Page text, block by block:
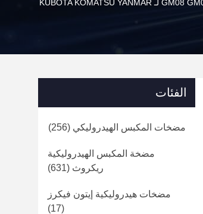
الفئات
مضخات المكبس الهيدروليكي (256)
مضخة المكبس الهيدروليكية
ريكروث (631)
مضخات هيدروليكية إيتون فيكرز
(17)